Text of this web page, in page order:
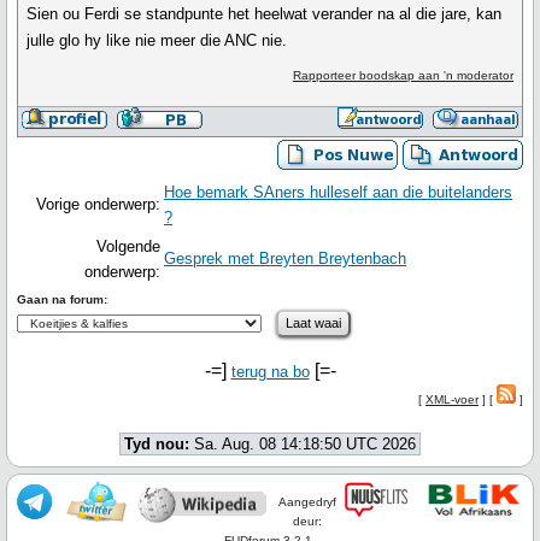
Sien ou Ferdi se standpunte het heelwat verander na al die jare, kan
julle glo hy like nie meer die ANC nie.
Rapporteer boodskap aan 'n moderator
Vorige onderwerp:
Hoe bemark SAners hulleself aan die buitelanders
?
Volgende
onderwerp:
Gesprek met Breyten Breytenbach
Gaan na forum:
-=] terug na bo[=-
[ XML-voer] [ ]
Tyd nou: Sa. Aug. 08 14:18:50 UTC 2026
Aangedryf
deur: